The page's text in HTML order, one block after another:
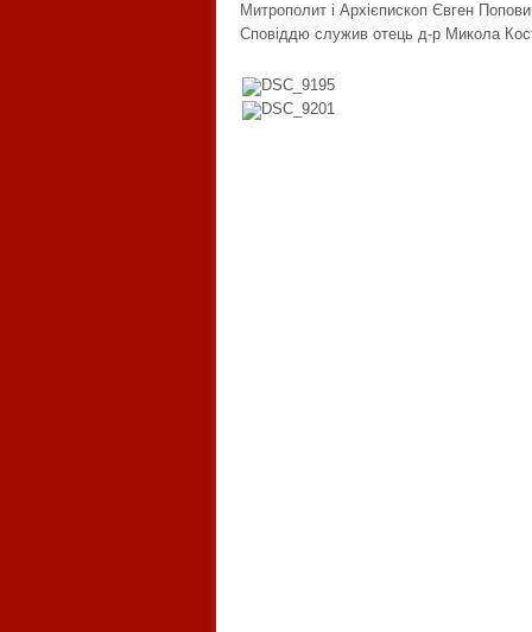
Митрополит і Архієпископ Євген
Сповіддю служив отець д-р Микола